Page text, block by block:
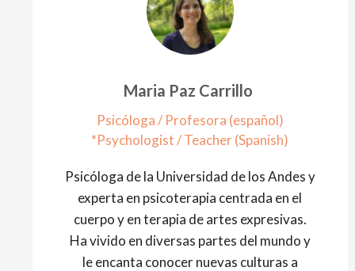
Maria Paz Carrillo
Psicóloga / Profesora (español)
*Psychologist / Teacher (Spanish)
Psicóloga de la Universidad de los Andes y
experta en psicoterapia centrada en el
cuerpo y en terapia de artes expresivas.
Ha vivido en diversas partes del mundo y
le encanta conocer nuevas culturas a